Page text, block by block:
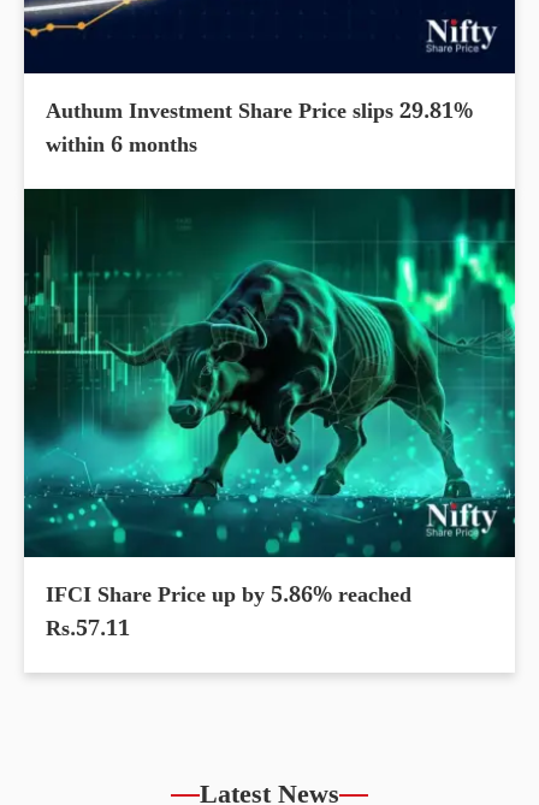
Authum Investment Share Price slips 29.81%
within 6 months
IFCI Share Price up by 5.86% reached
Rs.57.11